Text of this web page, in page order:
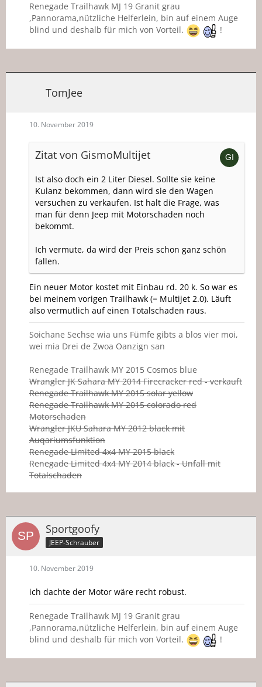
Renegade Trailhawk MJ 19 Granit grau
,Pannorama,nützliche Helferlein, bin auf einem Auge
blind und deshalb für mich von Vorteil.
!
TomJee
10. November 2019
Zitat von GismoMultijet
Ist also doch ein 2 Liter Diesel. Sollte sie keine
Kulanz bekommen, dann wird sie den Wagen
versuchen zu verkaufen. Ist halt die Frage, was
man für denn Jeep mit Motorschaden noch
bekommt.
Ich vermute, da wird der Preis schon ganz schön
fallen.
Ein neuer Motor kostet mit Einbau rd. 20 k. So war es
bei meinem vorigen Trailhawk (= Multijet 2.0). Läuft
also vermutlich auf einen Totalschaden raus.
Soichane Sechse wia uns Fümfe gibts a blos vier moi,
wei mia Drei de Zwoa Oanzign san
Renegade Trailhawk MY 2015 Cosmos blue
Wrangler JK Sahara MY 2014 Firecracker red - verkauft
Renegade Trailhawk MY 2015 solar yellow
Renegade Trailhawk MY 2015 colorado red
Motorschaden
Wrangler JKU Sahara MY 2012 black mit
Auqariumsfunktion
Renegade Limited 4x4 MY 2015 black
Renegade Limited 4x4 MY 2014 black - Unfall mit
Totalschaden
Sportgoofy
JEEP-Schrauber
10. November 2019
ich dachte der Motor wäre recht robust.
Renegade Trailhawk MJ 19 Granit grau
,Pannorama,nützliche Helferlein, bin auf einem Auge
blind und deshalb für mich von Vorteil.
!